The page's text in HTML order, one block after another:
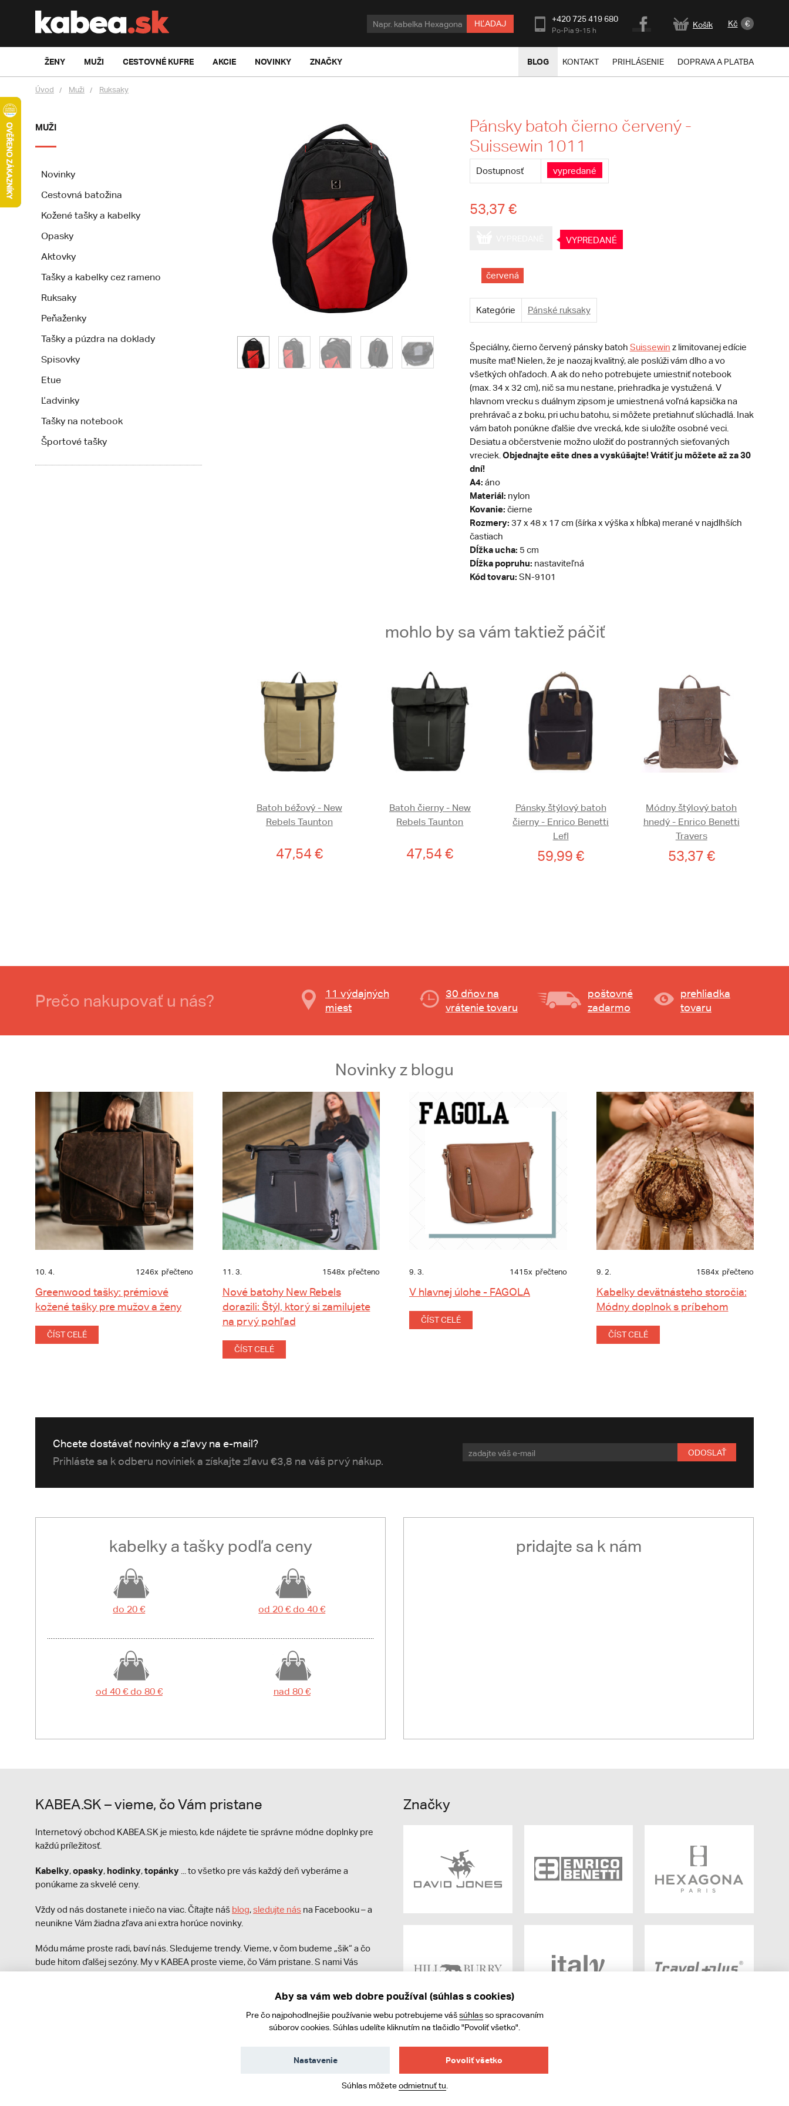
HĽADAJ +420 725 419 680
Po-Pia 9-15 h
Košík Kč €
ŽENY MUŽI CESTOVNÉ KUFRE AKCIE NOVINKY ZNAČKY BLOG KONTAKT PRIHLÁSENIE DOPRAVA A PLATBA
Úvod Muži Ruksaky
MUŽI
Novinky
Cestovná batožina
Kožené tašky a kabelky
Opasky
Aktovky
Tašky a kabelky cez rameno
Ruksaky
Peňaženky
Tašky a púzdra na doklady
Spisovky
Etue
Ľadvinky
Tašky na notebook
Športové tašky
Pánsky batoh čierno červený -
Suissewin 1011
Dostupnosť vypredané
53,37 €
VYPREDANÉ
červená
Kategórie Pánské ruksaky
Špeciálny, čierno červený pánsky batoh Suissewin z limitovanej edície
musíte mať! Nielen, že je naozaj kvalitný, ale poslúži vám dlho a vo
všetkých ohľadoch. A ak do neho potrebujete umiestniť notebook
(max. 34 x 32 cm), nič sa mu nestane, priehradka je vystužená. V
hlavnom vrecku s duálnym zipsom je umiestnená voľná kapsička na
prehrávač a z boku, pri uchu batohu, si môžete pretiahnuť slúchadlá. Inak
vám batoh ponúkne ďalšie dve vrecká, kde si uložíte osobné veci.
Desiatu a občerstvenie možno uložiť do postranných sieťovaných
vreciek. Objednajte ešte dnes a vyskúšajte! Vrátiť ju môžete až za 30
dní!
A4: áno
Materiál: nylon
Kovanie: čierne
Rozmery: 37 x 48 x 17 cm (šírka x výška x hĺbka) merané v najdlhších
častiach
Dĺžka ucha: 5 cm
Dĺžka popruhu: nastaviteľná
Kód tovaru: SN-9101
mohlo by sa vám taktiež páčiť
Batoh béžový - New
Rebels Taunton
47,54 €
Batoh čierny - New
Rebels Taunton
47,54 €
Pánsky štýlový batoh
čierny - Enrico Benetti
Lefl
59,99 €
Módny štýlový batoh
hnedý - Enrico Benetti
Travers
53,37 €
Prečo nakupovať u nás?
11 výdajných
miest
30 dňov na
vrátenie tovaru
poštovné
zadarmo
prehliadka
tovaru
Novinky z blogu
10. 4. 1246x přečteno
Greenwood tašky: prémiové
kožené tašky pre mužov a ženy
ČÍST CELÉ
11. 3. 1548x přečteno
Nové batohy New Rebels
dorazili: Štýl, ktorý si zamilujete
na prvý pohľad
ČÍST CELÉ
9. 3. 1415x přečteno
V hlavnej úlohe - FAGOLA
ČÍST CELÉ
9. 2. 1584x přečteno
Kabelky devätnásteho storočia:
Módny doplnok s príbehom
ČÍST CELÉ
Chcete dostávať novinky a zľavy na e-mail?
Prihláste sa k odberu noviniek a získajte zľavu €3,8 na váš prvý nákup.
ODOSLAŤ
kabelky a tašky podľa ceny
do 20 € od 20 € do 40 €
od 40 € do 80 € nad 80 €
pridajte sa k nám
KABEA.SK – vieme, čo Vám pristane
Internetový obchod KABEA.SK je miesto, kde nájdete tie správne módne doplnky pre
každú príležitosť.
Kabelky,opasky, hodinky,topánky ... to všetko pre vás každý deň vyberáme a
ponúkame za skvelé ceny.
Vždy od nás dostanete i niečo na viac. Čítajte náš blog,sledujte nás na Facebooku – a
neunikne Vám žiadna zľava ani extra horúce novinky.
Módu máme proste radi, baví nás. Sledujeme trendy. Vieme, v čom budeme „šik“ a čo
bude hitom ďalšej sezóny. My v KABEA proste vieme, čo Vám pristane. S nami Vás
Značky
Aby sa vám web dobre používal (súhlas s cookies)
Pre čo najpohodlnejšie používanie webu potrebujeme vášsúhlasso spracovaním
súborov cookies. Súhlas udelíte kliknutím na tlačidlo "Povoliť všetko".
Povoliť všetko
Nastavenie
Súhlas môžeteodmietnuť tu